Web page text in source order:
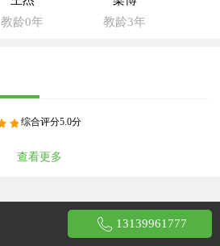
教龄0年
教龄3年
综合评分5.0分
查看更多
13139961777